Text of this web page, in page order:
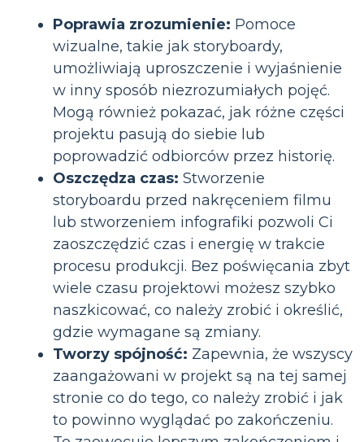
Poprawia zrozumienie: Pomoce
wizualne, takie jak storyboardy,
umożliwiają uproszczenie i wyjaśnienie
w inny sposób niezrozumiałych pojęć.
Mogą również pokazać, jak różne części
projektu pasują do siebie lub
poprowadzić odbiorców przez historię.
Oszczędza czas: Stworzenie
storyboardu przed nakręceniem filmu
lub stworzeniem infografiki pozwoli Ci
zaoszczędzić czas i energię w trakcie
procesu produkcji. Bez poświęcania zbyt
wiele czasu projektowi możesz szybko
naszkicować, co należy zrobić i określić,
gdzie wymagane są zmiany.
Tworzy spójność: Zapewnia, że wszyscy
zaangażowani w projekt są na tej samej
stronie co do tego, co należy zrobić i jak
to powinno wyglądać po zakończeniu.